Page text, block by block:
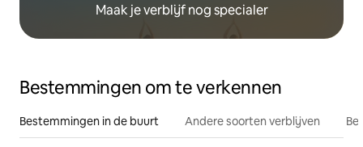
Maak je verblijf nog specialer
Bestemmingen om te verkennen
Bestemmingen in de buurt Andere soorten verblijven